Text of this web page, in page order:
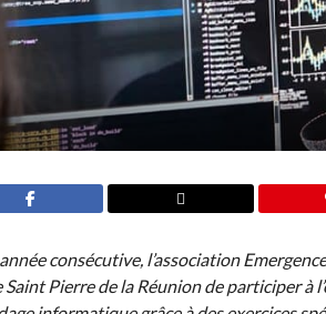
consécutive, l’association
Saint Pierre de la Réunion de participer